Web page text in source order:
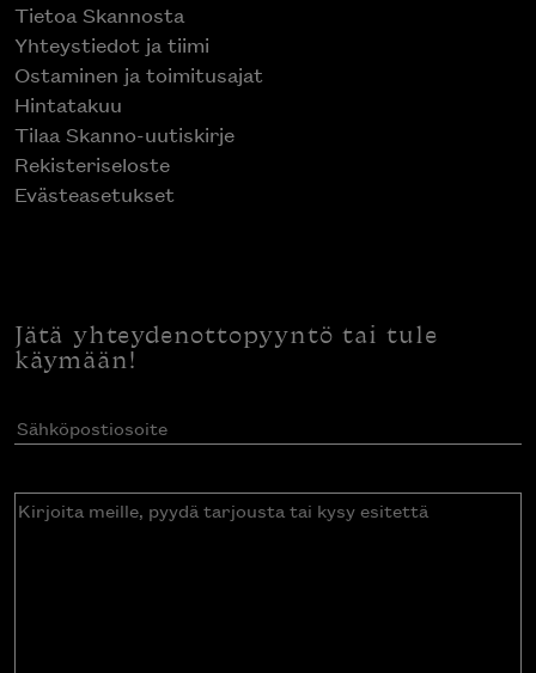
Tietoa Skannosta
Yhteystiedot ja tiimi
Ostaminen ja toimitusajat
Hintatakuu
Tilaa Skanno-uutiskirje
Rekisteriseloste
Evästeasetukset
Jätä yhteydenottopyyntö tai tule
käymään!
Sähköpostiosoite(Pakollinen)
Kirjoita